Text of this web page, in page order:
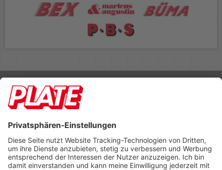
Rufen Sie uns an 04298 401-0
Lieferbedingungen Impressum
Footer anzeigen
PLATE Büromaterial Vertriebs GmbH